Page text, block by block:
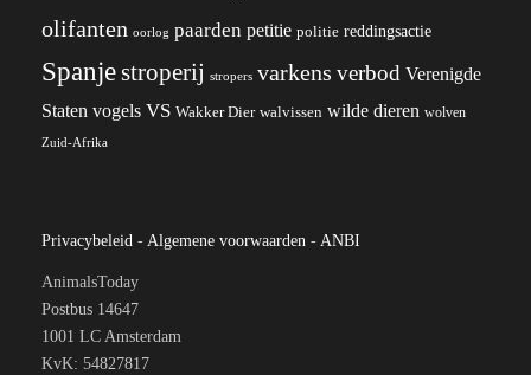
olifanten oorlog paarden petitie politie reddingsactie
Spanjestroperij stropers varkens verbod Verenigde
Staten vogels VS Wakker Dier walvissen wilde dieren wolven
Zuid-Afrika
Privacybeleid - Algemene voorwaarden - ANBI
AnimalsToday
Postbus 14647
1001 LC Amsterdam
KvK: 54827817